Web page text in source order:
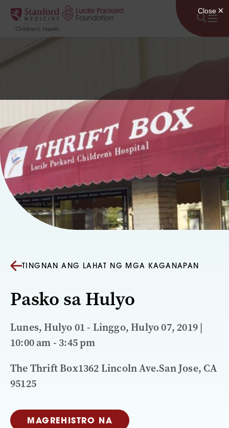
Lumaktaw sa nilalaman
TINGNAN ANG LAHAT NG MGA KAGANAPAN
Pasko sa Hulyo
Lunes, Hulyo 01 - Linggo, Hulyo 07, 2019 |
10:00 am - 3:45 pm
The Thrift Box1362 Lincoln Ave.San Jose, CA
95125
MAGREHISTRO NA